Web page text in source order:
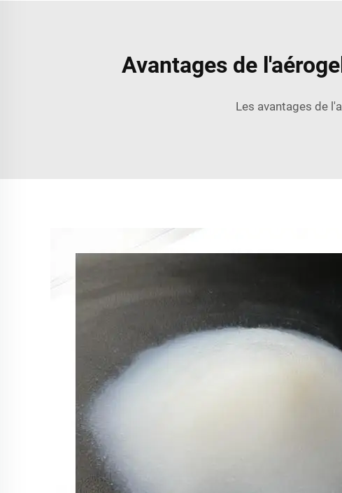
Avantages de
Les avantages de